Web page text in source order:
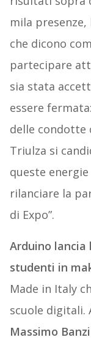
mila
che dicono
partecipare
sia stata
essere
delle condotte
Triulza si
queste
rilanciare la
di Expo”.
Arduino lancia
studenti in
Made in Italy
scuole digitali.
Massimo Banzi